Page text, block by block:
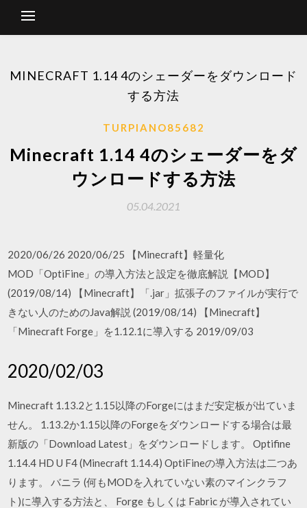
MINECRAFT 1.14 4のシェーダーをダウンロード
する方法
TURPIANO85682
Minecraft 1.14 4のシェーダーをダ
ウンロードする方法
05.04.2021
2020/06/26 2020/06/25 【Minecraft】軽量化
MOD「OptiFine」の導入方法と設定を徹底解説【MOD】
(2019/08/14) 【Minecraft】「.jar」拡張子のファイルが実行で
きない人のためのJava解説 (2019/08/14) 【Minecraft】
「Minecraft Forge」を1.12.1に導入する 2019/09/03
2020/02/03
Minecraft 1.13.2と1.15以降のForgeにはまだ安定板が出ていま
せん。 1.13.2か1.15以降のForgeをダウンロードする場合は最
新版の「Download Latest」をダウンロードします。 Optifine
1.14.4 HD U F4 (Minecraft 1.14.4) OptiFineの導入方法は二つあ
ります。 バニラ (何もMODを入れていない素のマインクラフ
ト)に導入する方法と、 Forge もしくは Fabric が導入されてい